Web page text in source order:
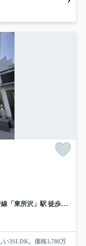
「東所沢」駅 徒歩31分
い3SLDK。価格3,780万